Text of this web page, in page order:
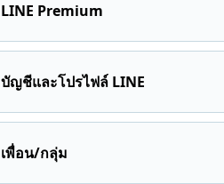
LINE Premium
บัญชีและโปรไฟล์ LINE
เพื่อน/กลุ่ม